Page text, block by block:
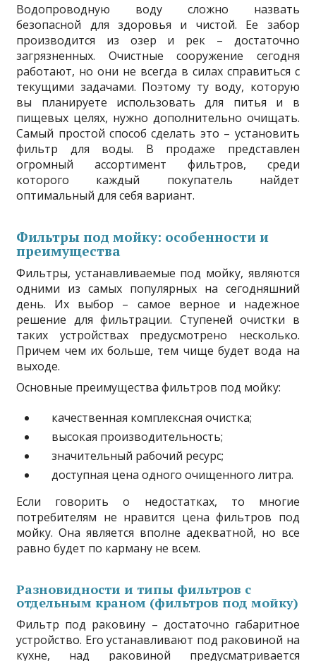
Водопроводную воду сложно назвать
безопасной для здоровья и чистой. Ее забор
производится из озер и рек – достаточно
загрязненных. Очистные сооружение сегодня
работают, но они не всегда в силах справиться с
текущими задачами. Поэтому ту воду, которую
вы планируете использовать для питья и в
пищевых целях, нужно дополнительно очищать.
Самый простой способ сделать это – установить
фильтр для воды. В продаже представлен
огромный ассортимент фильтров, среди
которого каждый покупатель найдет
оптимальный для себя вариант.
Фильтры под мойку: особенности и
преимущества
Фильтры, устанавливаемые под мойку, являются
одними из самых популярных на сегодняшний
день. Их выбор – самое верное и надежное
решение для фильтрации. Ступеней очистки в
таких устройствах предусмотрено несколько.
Причем чем их больше, тем чище будет вода на
выходе.
Основные преимущества фильтров под мойку:
качественная комплексная очистка;
высокая производительность;
значительный рабочий ресурс;
доступная цена одного очищенного литра.
Если говорить о недостатках, то многие
потребителям не нравится цена фильтров под
мойку. Она является вполне адекватной, но все
равно будет по карману не всем.
Разновидности и типы фильтров с
отдельным краном (фильтров под мойку)
Фильтр под раковину – достаточно габаритное
устройство. Его устанавливают под раковиной на
кухне, над раковиной предусматривается